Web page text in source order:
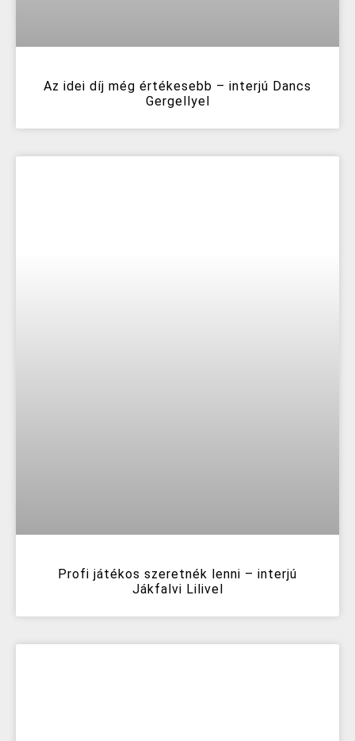
Az idei díj még értékesebb – interjú Dancs
Gergellyel
Profi játékos szeretnék lenni – interjú
Jákfalvi Lilivel